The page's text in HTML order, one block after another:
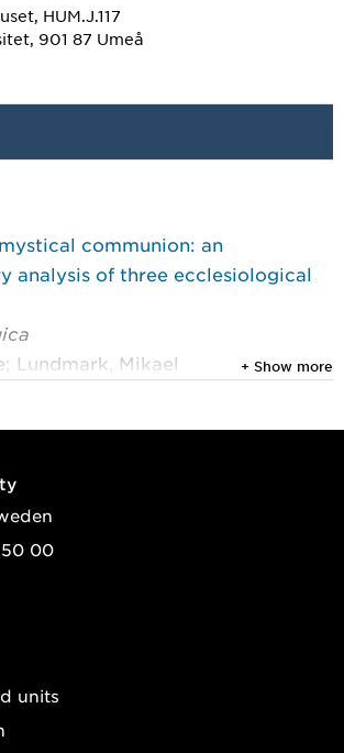
HUM.J.117
901 87 Umeå
communion: an
analysis of three ecclesiological
Lundmark, Mikael
Rosenius, Marie
och nationellt samordnat
i Svenska kyrkan?
, Umeå: Umeå University 2024 :
+ Show more
50 00
units